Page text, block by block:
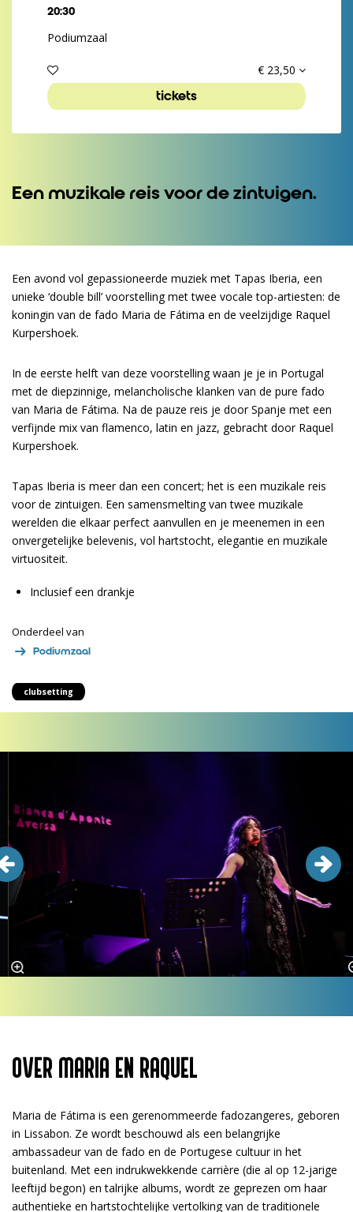
20:30
Podiumzaal
€ 23,50
tickets
Een muzikale reis voor de zintuigen.
Een avond vol gepassioneerde muziek met Tapas Iberia, een
unieke ‘double bill’ voorstelling met twee vocale top-artiesten: de
koningin van de fado Maria de Fátima en de veelzijdige Raquel
Kurpershoek.
In de eerste helft van deze voorstelling waan je je in Portugal
met de diepzinnige, melancholische klanken van de pure fado
van Maria de Fátima. Na de pauze reis je door Spanje met een
verfijnde mix van flamenco, latin en jazz, gebracht door Raquel
Kurpershoek.
Tapas Iberia is meer dan een concert; het is een muzikale reis
voor de zintuigen. Een samensmelting van twee muzikale
werelden die elkaar perfect aanvullen en je meenemen in een
onvergetelijke belevenis, vol hartstocht, elegantie en muzikale
virtuositeit.
Inclusief een drankje
Onderdeel van
Podiumzaal
clubsetting
OVER MARIA EN RAQUEL
Maria de Fátima is een gerenommeerde fadozangeres, geboren
in Lissabon. Ze wordt beschouwd als een belangrijke
ambassadeur van de fado en de Portugese cultuur in het
buitenland. Met een indrukwekkende carrière (die al op 12-jarige
leeftijd begon) en talrijke albums, wordt ze geprezen om haar
authentieke en hartstochtelijke vertolking van de traditionele